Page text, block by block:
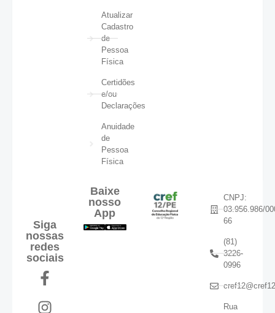
Atualizar
Cadastro
de
Pessoa
Física
Certidões
e/ou
Declarações
Anuidade
de
Pessoa
Física
Siga
nossas
redes
sociais
Baixe
nosso
App
CNPJ:
03.956.986/
66
(81)
3226-
0996
Rua